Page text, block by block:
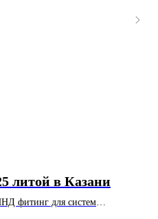
литой в Казани
фитинг для систем